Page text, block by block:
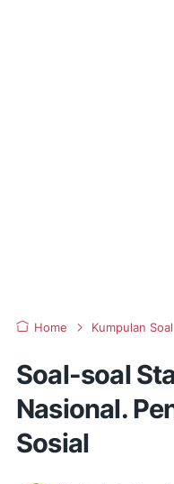
Home Kumpulan Soal
Soal-soal
Nasional.
Sosial